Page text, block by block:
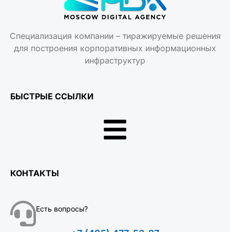
Специализация компании – тиражируемые решения
для построения корпоративных информационных
инфраструктур
БЫСТРЫЕ ССЫЛКИ
КОНТАКТЫ
Есть вопросы?